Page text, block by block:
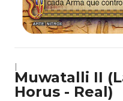
|
Muwatalli II
Horus - Real)